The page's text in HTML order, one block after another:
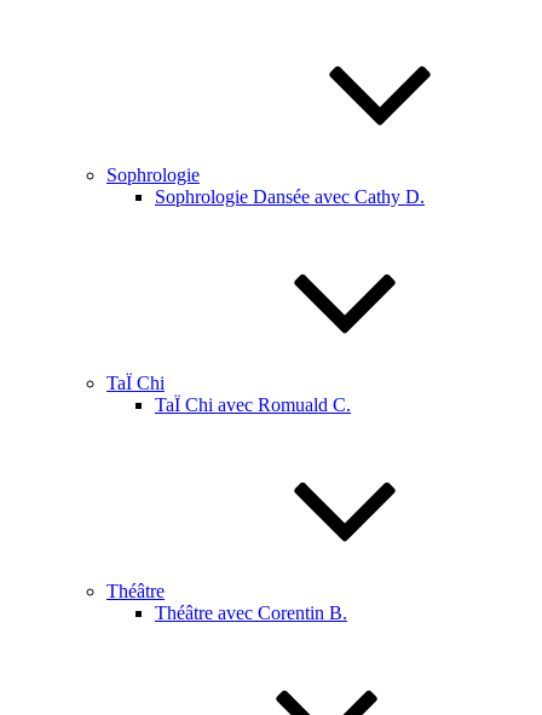
Sophrologie
Sophrologie Dansée avec Cathy D.
TaÏ Chi
TaÏ Chi avec Romuald C.
Théâtre
Théâtre avec Corentin B.